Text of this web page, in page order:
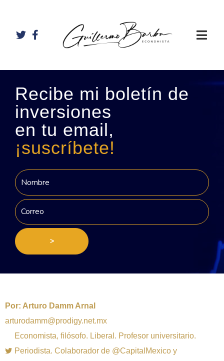
Recibe mi boletín de
inversiones
en tu email,
¡suscríbete!
>
Por: Arturo Damm Arnal
arturodamm@prodigy.net.mx
Economista, filósofo. Liberal. Profesor universitario.
Periodista. Colaborador de @CapitalMexico y